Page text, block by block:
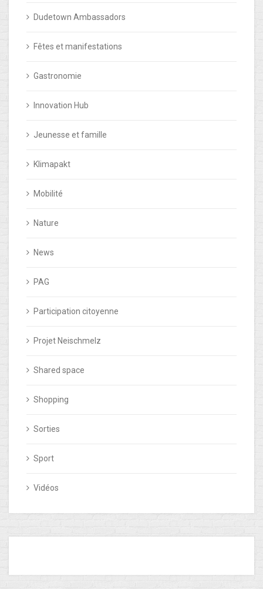
Dudetown Ambassadors
Fêtes et manifestations
Gastronomie
Innovation Hub
Jeunesse et famille
Klimapakt
Mobilité
Nature
News
PAG
Participation citoyenne
Projet Neischmelz
Shared space
Shopping
Sorties
Sport
Vidéos